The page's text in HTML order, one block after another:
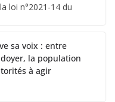
loi n°2021-14 du
sa voix : entre
la population
à agir